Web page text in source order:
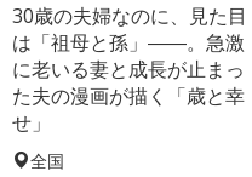
30歳の夫婦なのに、見た目
は「祖母と孫」――。急激
に老いる妻と成長が止まっ
た夫の漫画が描く「歳と幸
せ」
全国